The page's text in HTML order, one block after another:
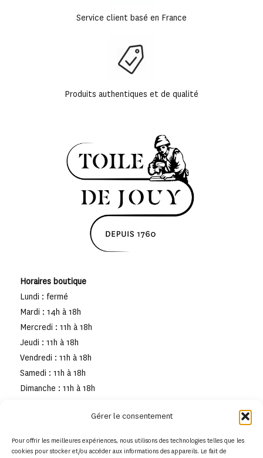
Gérer le consentement
Pour offrir les meilleures expériences, nous utilisons des technologies telles que les
cookies pour stocker et/ou accéder aux informations des appareils. Le fait de
Service client basé en France
Produits authentiques et de qualité
Horaires boutique
Lundi : fermé
Mardi : 14h à 18h
Mercredi : 11h à 18h
Jeudi : 11h à 18h
Vendredi : 11h à 18h
Samedi : 11h à 18h
Dimanche : 11h à 18h